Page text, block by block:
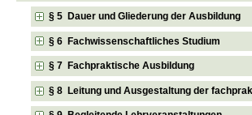
§ 5 Dauer und Gliederung der Ausbildung
§ 6 Fachwissenschaftliches Studium
§ 7 Fachpraktische Ausbildung
§ 8 Leitung und Ausgestaltung der